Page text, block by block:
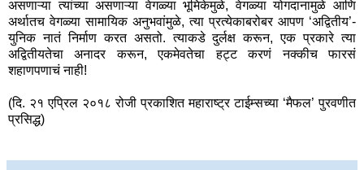
असणाऱ्या त्यांच्या असणाऱ्या वेगळ्या भूमिकेमुळे, वेगळ्या योगदानामुळे आणि
अर्थातच वेगळ्या सामायिक अनुभवांमुळे,त्या प्रत्येकाबरोबर आपण ‘अद्वितीय’-
युनिक नातं निर्माण करत असतो. त्याकडे दुर्लक्ष करून, एक प्रकारे त्या
अद्वितीयतेचा अनादर करून, एकमेवतेचा हट्ट करणं नक्कीच फारसं
शहाणपणाचं नाही!
(दि. २१ एप्रिल २०१८ रोजी प्रकाशित महाराष्ट्र टाईम्सच्या ‘मैफल’ पुरवणीत
प्रसिद्ध)